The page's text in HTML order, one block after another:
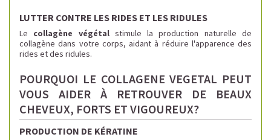
LUTTER CONTRE LES RIDES ET LES RIDULES
Le collagène végétalstimule la production naturelle de
collagène dans votre corps, aidant à réduire l'apparence des
rides et des ridules.
POURQUOI LE COLLAGENE VEGETAL PEUT
VOUS AIDER À RETROUVER DE BEAUX
CHEVEUX, FORTS ET VIGOUREUX?
PRODUCTION DE KÉRATINE